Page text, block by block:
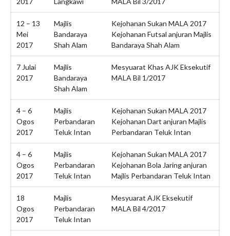
KPKT TAHUN 2026-2027
𝐓𝐀𝐊𝐖𝐈𝐌 𝐊𝐀𝐑𝐍𝐈𝐕𝐀𝐋 𝐒𝐔𝐊𝐀𝐍
𝐌𝐀𝐋𝐀 𝟐𝟎𝟐𝟔
SEKALUNG TAHNIAH
SEKALUNG TAHNIAH
June 2026
December 2025
November 2025
September 2025
12 – 13
Mei
2017
Majlis
Bandaraya
Shah Alam
Kejohanan Sukan MALA 2017
Kejohanan Futsal anjuran Majlis
Bandaraya Shah Alam
7 Julai
2017
Majlis
Bandaraya
Shah Alam
Mesyuarat Khas AJK Eksekutif
MALA Bil 1/2017
4 – 6
Ogos
2017
Majlis
Perbandaran
Teluk Intan
Kejohanan Sukan MALA 2017
Kejohanan Dart anjuran Majlis
Perbandaran Teluk Intan
4 – 6
Ogos
2017
Majlis
Perbandaran
Teluk Intan
Kejohanan Sukan MALA 2017
Kejohanan Bola Jaring anjuran
Majlis Perbandaran Teluk Intan
18
Ogos
2017
Majlis
Perbandaran
Teluk Intan
Mesyuarat AJK Eksekutif
MALA Bil 4/2017